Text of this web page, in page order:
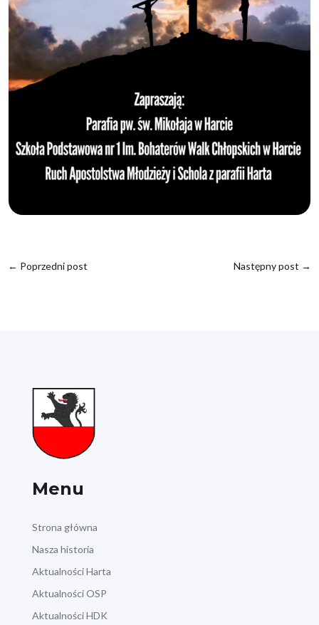
← Poprzedni post Następny post →
Menu
Strona główna
Nasza historia
Aktualności Harta
Aktualności OSP
Aktualności HDK